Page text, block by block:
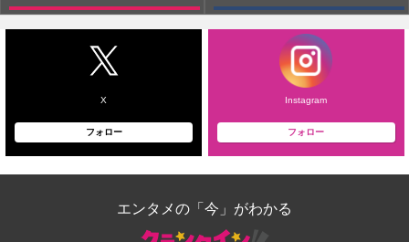
X
フォロー
Instagram
フォロー
エンタメの「今」がわかる